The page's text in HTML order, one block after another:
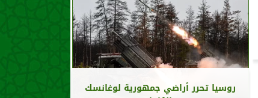
روسيا تحرر أراضي جمهورية لوغانسك